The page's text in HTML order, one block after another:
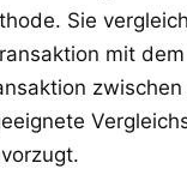
Sie
mit